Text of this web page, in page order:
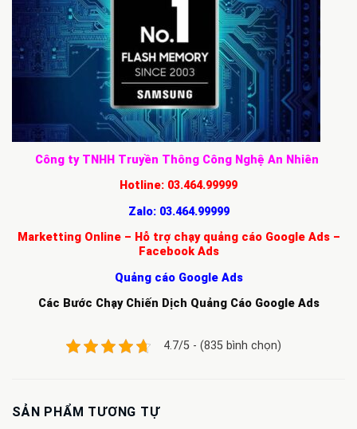
Công ty TNHH Truyền Thông Công Nghệ An Nhiên
Hotline: 03.464.99999
Zalo: 03.464.99999
Marketting Online – Hỗ trợ chạy quảng cáo Google Ads –
Facebook Ads
Quảng cáo Google Ads
Các Bước Chạy Chiến Dịch Quảng Cáo Google Ads
4.7/5 - (835 bình chọn)
SẢN PHẨM TƯƠNG TỰ